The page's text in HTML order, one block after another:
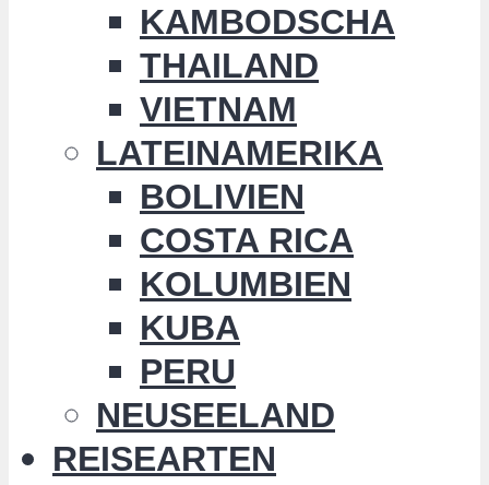
KAMBODSCHA
THAILAND
VIETNAM
LATEINAMERIKA
BOLIVIEN
COSTA RICA
KOLUMBIEN
KUBA
PERU
NEUSEELAND
REISEARTEN